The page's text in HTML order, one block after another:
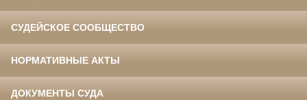
СУДЕЙСКОЕ СООБЩЕСТВО
НОРМАТИВНЫЕ АКТЫ
ДОКУМЕНТЫ СУДА